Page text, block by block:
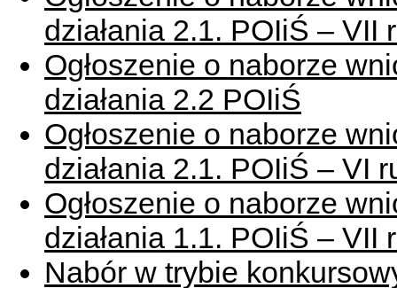
działania 2.1. POIiŚ – VII
Ogłoszenie o naborze
działania 2.2 POIiŚ
Ogłoszenie o naborze
działania 2.1. POIiŚ – VI
Ogłoszenie o naborze
działania 1.1. POIiŚ – VII
Nabór w trybie